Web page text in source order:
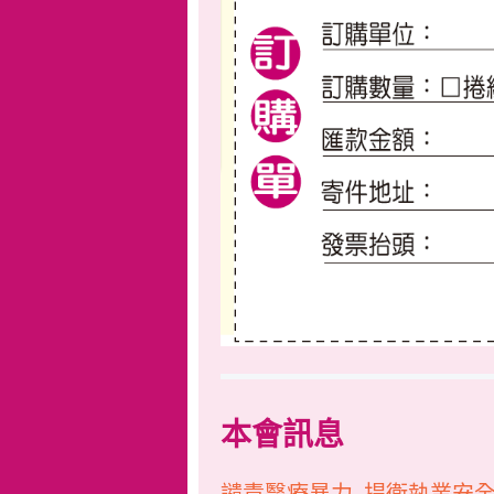
本會訊息